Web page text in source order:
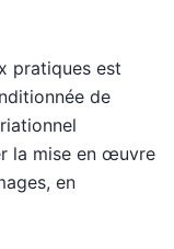
pratiques est
de
la mise en œuvre
en